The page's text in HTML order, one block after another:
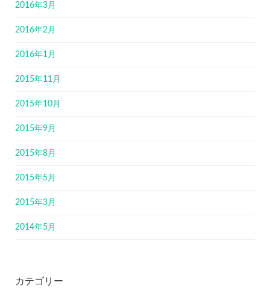
2016年3月
2016年2月
2016年1月
2015年11月
2015年10月
2015年9月
2015年8月
2015年5月
2015年3月
2014年5月
カテゴリー